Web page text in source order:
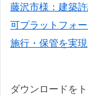
藤沢市様：建築
可プラットフォ
施行・保管を実現
ダウンロードを